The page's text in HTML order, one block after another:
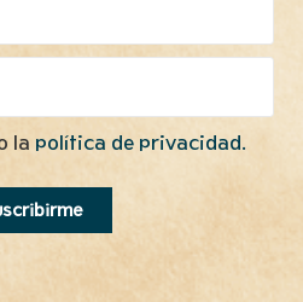
la política de privacidad.